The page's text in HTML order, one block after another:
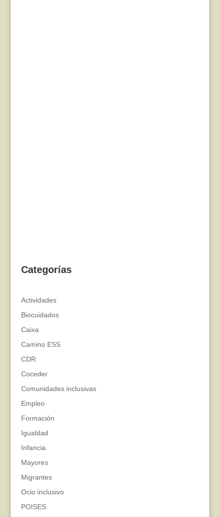
Categorías
Actividades
Biocuidados
Caixa
Camino ESS
CDR
Coceder
Comunidades inclusivas
Empleo
Formación
Igualdad
Infancia
Mayores
Migrantes
Ocio inclusivo
POISES